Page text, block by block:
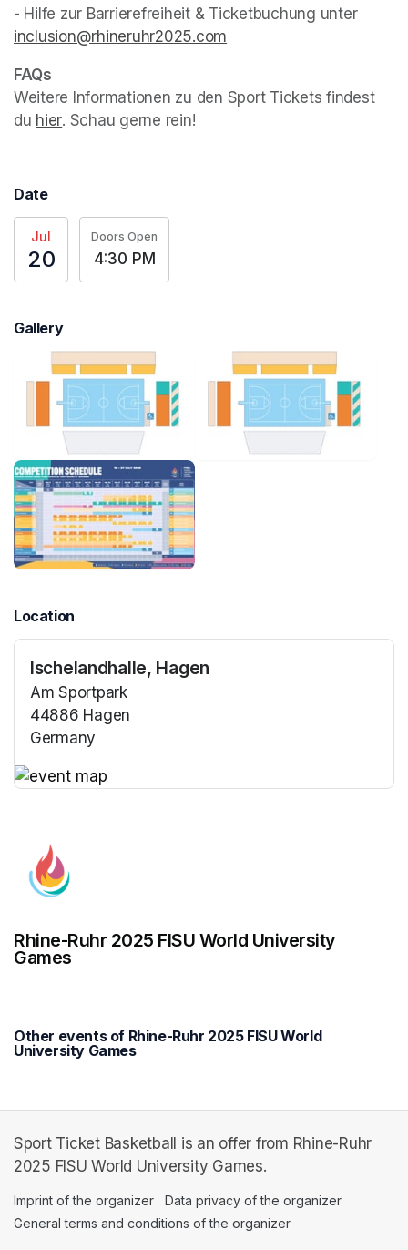
- Hilfe zur Barrierefreiheit & Ticketbuchung unter
inclusion@rhineruhr2025.com
Weitere Informationen zu den Sport Tickets findest
du hier(opens in a new tab)
. Schau gerne rein!
Date
Jul
20
Doors Open
4:30 PM
Gallery
Location
Ischelandhalle, Hagen
Am Sportpark
44886 Hagen
Germany
Rhine-Ruhr 2025 FISU World University
Games
Other events of Rhine-Ruhr 2025 FISU World
University Games
Sport Ticket Basketball is an offer from Rhine-Ruhr
2025 FISU World University Games.
Imprint of the organizer (opens in a new tab)
Data privacy of the organizer
General terms and conditions of the organizer